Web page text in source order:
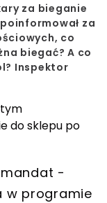
za bieganie
za
co
biegać? A co
Inspektor
do sklepu po
mandat -
w programie